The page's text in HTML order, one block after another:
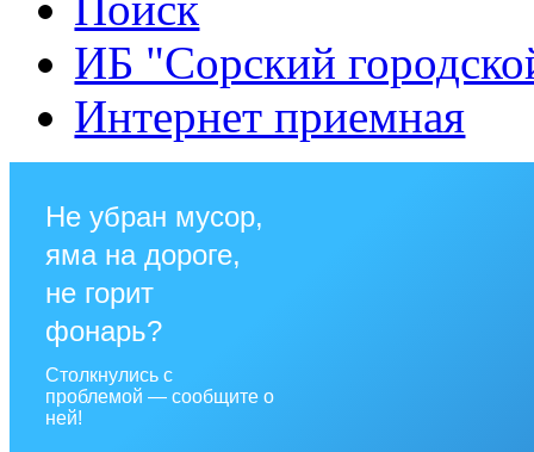
ИБ "Сорский
Интернет приемная
Не убран мусор,
яма на дороге,
не горит
фонарь?
Столкнулись с
проблемой — сообщите о
ней!